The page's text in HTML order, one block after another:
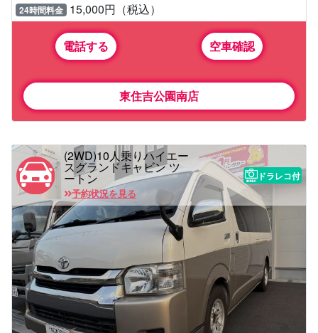
24時間料金 15,000円（税込）
電話する 空車確認
東住吉公園南店
(2WD)10人乗りハイエー
スグランドキャビン ツ
ートン
予約状況を見る
ドラレコ付